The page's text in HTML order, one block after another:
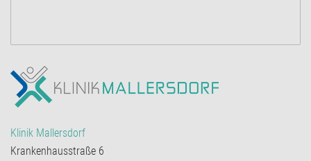
Klinik Mallersdorf
Krankenhausstraße 6